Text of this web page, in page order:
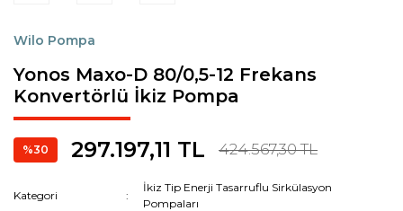
Wilo Pompa
Yonos Maxo-D 80/0,5-12 Frekans
Konvertörlü İkiz Pompa
%30 297.197,11 TL 424.567,30 TL
Kategori
İkiz Tip Enerji Tasarruflu Sirkülasyon
Pompaları